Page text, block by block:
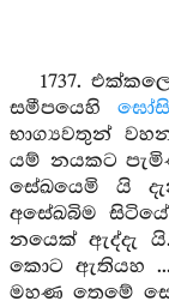
1737.
සමීපයෙහි
භාග්‍යවතුන්
යම් නයකට
සේඛයෙමි යි
අසේඛබිම
නයෙක් ඇද්දැ
කොට ඇතියහ
මහණ තෙමේ